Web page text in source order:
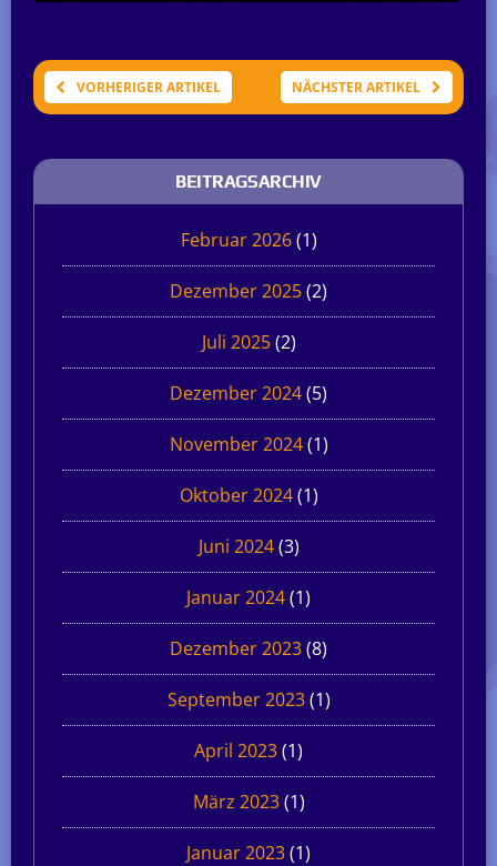
VORHERIGER ARTIKEL NÄCHSTER ARTIKEL
BEITRAGSARCHIV
Februar 2026(1)
Dezember 2025(2)
Juli 2025(2)
Dezember 2024(5)
November 2024(1)
Oktober 2024(1)
Juni 2024(3)
Januar 2024(1)
Dezember 2023(8)
September 2023(1)
April 2023(1)
März 2023(1)
Januar 2023(1)